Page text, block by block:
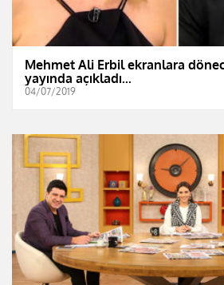
Mehmet Ali Erbil ekranlara
yayında açıkladı...
04/07/2019